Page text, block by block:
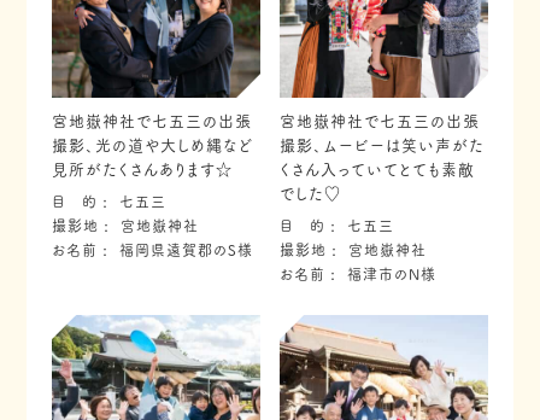
宮地嶽神社で七五三の出張
撮影、光の道や大しめ縄など
見所がたくさんあります☆
目 的
七五三
撮影地
宮地嶽神社
お名前
福岡県遠賀郡のS様
宮地嶽神社で七五三の出張
撮影、ムービーは笑い声がた
くさん入っていてとても素敵
でした♡
目 的
七五三
撮影地
宮地嶽神社
お名前
福津市のN様